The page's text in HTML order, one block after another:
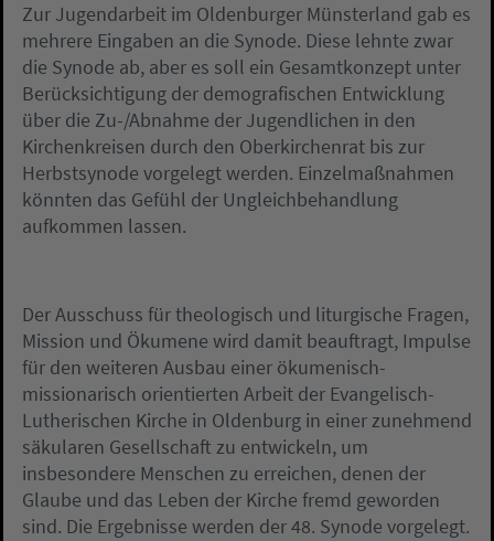
Zur Jugendarbeit im Oldenburger Münsterland gab es
mehrere Eingaben an die Synode. Diese lehnte zwar
die Synode ab, aber es soll ein Gesamtkonzept unter
Berücksichtigung der demografischen Entwicklung
über die Zu-/Abnahme der Jugendlichen in den
Kirchenkreisen durch den Oberkirchenrat bis zur
Herbstsynode vorgelegt werden. Einzelmaßnahmen
könnten das Gefühl der Ungleichbehandlung
aufkommen lassen.
Der Ausschuss für theologisch und liturgische Fragen,
Mission und Ökumene wird damit beauftragt, Impulse
für den weiteren Ausbau einer ökumenisch-
missionarisch orientierten Arbeit der Evangelisch-
Lutherischen Kirche in Oldenburg in einer zunehmend
säkularen Gesellschaft zu entwickeln, um
insbesondere Menschen zu erreichen, denen der
Glaube und das Leben der Kirche fremd geworden
sind. Die Ergebnisse werden der 48. Synode vorgelegt.